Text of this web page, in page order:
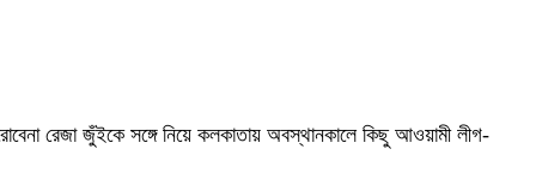
রেজা জুঁইকে সঙ্গে নিয়ে কলকাতায় অবস্থানকালে কিছু আওয়ামী লীগ-